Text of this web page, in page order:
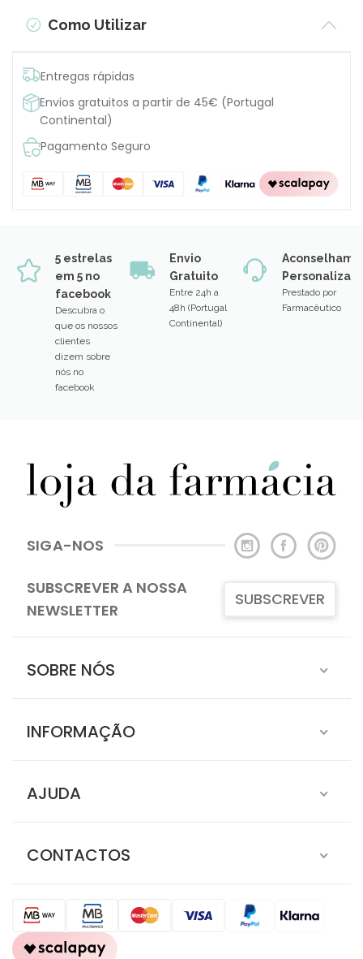
Como Utilizar
Entregas rápidas
Envios gratuitos a partir de 45€ (Portugal
Continental)
Pagamento Seguro
5 estrelas
em 5 no
facebook
Descubra o
que os nossos
clientes
dizem sobre
nós no
facebook
Envio
Gratuito
Entre 24h a
48h (Portugal
Continental)
Prestado por
Farmacêutico
SIGA-NOS
SUBSCREVER A NOSSA
NEWSLETTER
SUBSCREVER
SOBRE NÓS
INFORMAÇÃO
AJUDA
CONTACTOS